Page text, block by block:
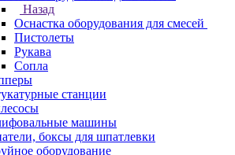
Назад
Оснастка оборудования для смесей
Пистолеты
Рукава
Сопла
станции
машины
боксы для шпатлевки
оборудование